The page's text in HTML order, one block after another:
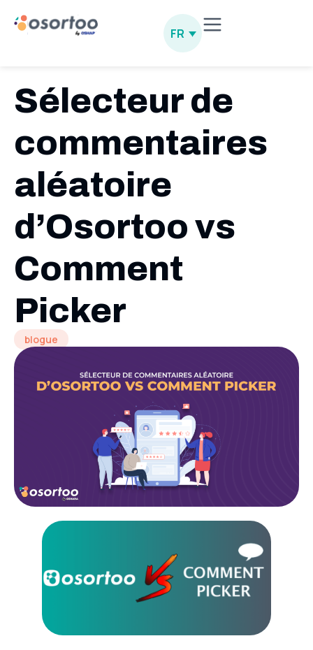
FR
Sélecteur de
commentaires
aléatoire
d’Osortoo vs
Comment
Picker
blogue